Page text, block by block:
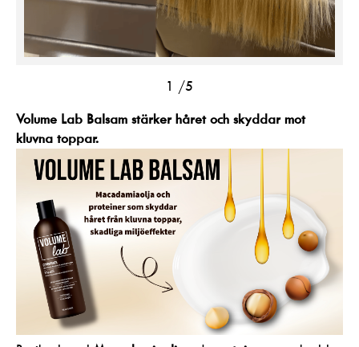
1 /5
Volume Lab Balsam stärker håret och skyddar mot
kluvna toppar.